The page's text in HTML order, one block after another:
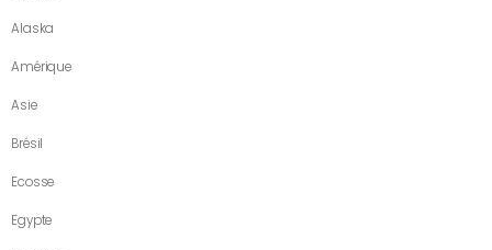
Alaska
Amérique
Asie
Brésil
Ecosse
Egypte